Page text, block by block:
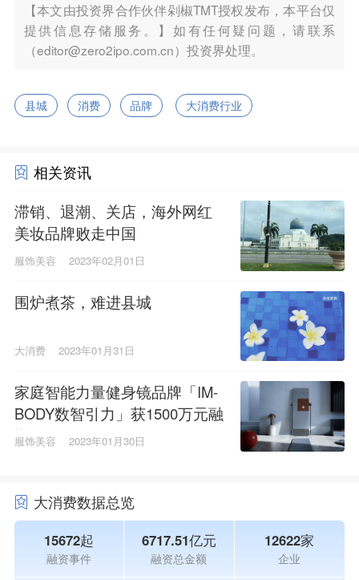
【本文由投资界合作伙伴剁椒TMT授权发布，本平台仅
提供信息存储服务。】如有任何疑问题，请联系
（editor@zero2ipo.com.cn）投资界处理。
县城 消费 品牌 大消费行业
相关资讯
滞销、退潮、关店，海外网红
美妆品牌败走中国
服饰美容 2023年02月01日
围炉煮茶，难进县城
大消费 2023年01月31日
家庭智能力量健身镜品牌「IM-
BODY数智引力」获1500万元融
资
服饰美容 2023年01月30日
大消费数据总览
15672起
融资事件
6717.51亿元
融资总金额
12622家
企业